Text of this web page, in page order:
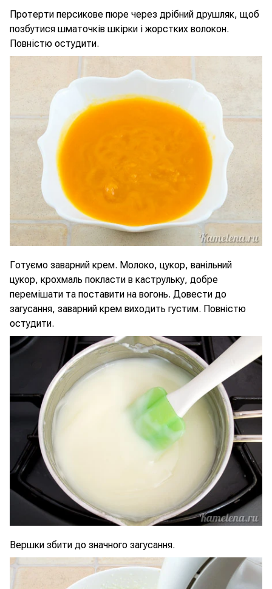
Протерти персикове пюре через дрібний друшляк, щоб
позбутися шматочків шкірки і жорстких волокон.
Повністю остудити.
Готуємо заварний крем. Молоко, цукор, ванільний
цукор, крохмаль покласти в каструльку, добре
перемішати та поставити на вогонь. Довести до
загусання, заварний крем виходить густим. Повністю
остудити.
Вершки збити до значного загусання.